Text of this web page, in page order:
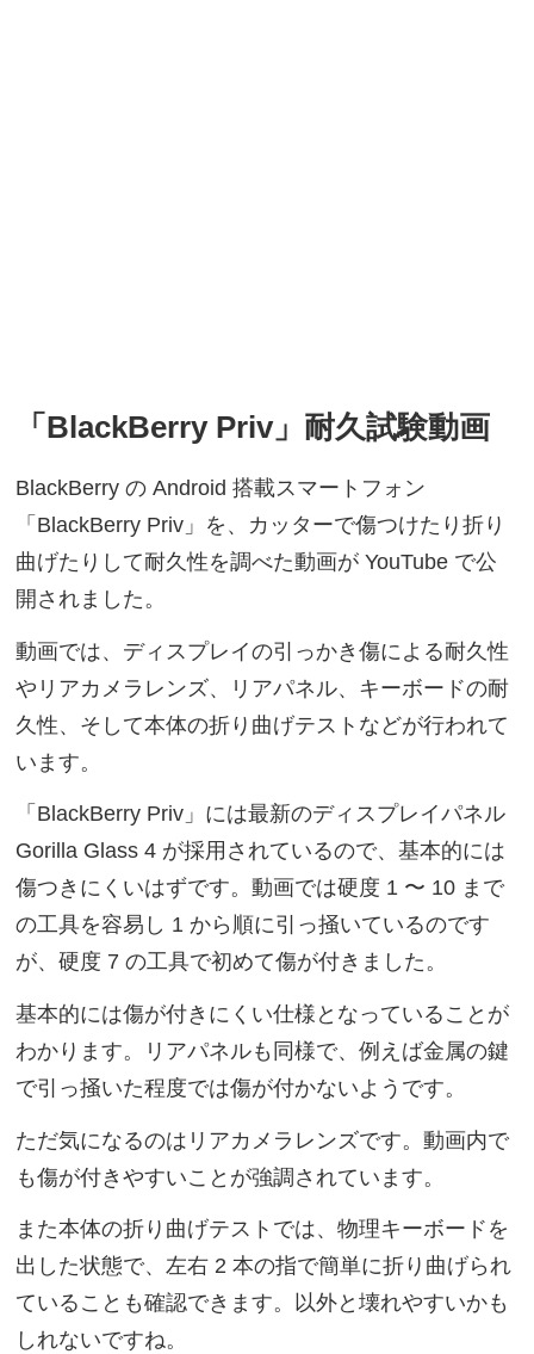
「BlackBerry Priv」耐久試験動画
BlackBerry の Android 搭載スマートフォン
「BlackBerry Priv」を、カッターで傷つけたり折り
曲げたりして耐久性を調べた動画が YouTube で公
開されました。
動画では、ディスプレイの引っかき傷による耐久性
やリアカメラレンズ、リアパネル、キーボードの耐
久性、そして本体の折り曲げテストなどが行われて
います。
「BlackBerry Priv」には最新のディスプレイパネル
Gorilla Glass 4 が採用されているので、基本的には
傷つきにくいはずです。動画では硬度 1 〜 10 まで
の工具を容易し 1 から順に引っ掻いているのです
が、硬度 7 の工具で初めて傷が付きました。
基本的には傷が付きにくい仕様となっていることが
わかります。リアパネルも同様で、例えば金属の鍵
で引っ掻いた程度では傷が付かないようです。
ただ気になるのはリアカメラレンズです。動画内で
も傷が付きやすいことが強調されています。
また本体の折り曲げテストでは、物理キーボードを
出した状態で、左右 2 本の指で簡単に折り曲げられ
ていることも確認できます。以外と壊れやすいかも
しれないですね。